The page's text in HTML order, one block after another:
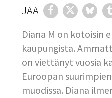
JAA
Diana M on kotoisin
kaupungista.
on viettänyt vuosia
Euroopan
muodissa. Diana